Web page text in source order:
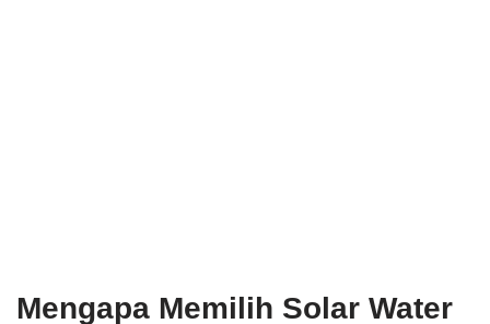
Mengapa Memilih Solar Water